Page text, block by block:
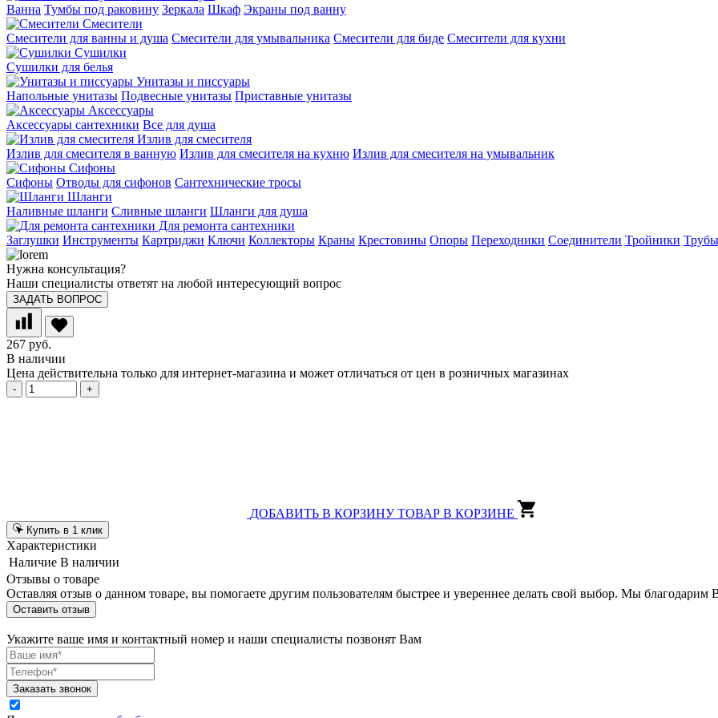
Ванна Тумбы под раковину Зеркала Шкаф Экраны под ванну
Смесители
Смесители для ванны и душа Смесители для умывальника Смесители для биде Смесители для кухни
Сушилки
Сушилки для белья
Унитазы и писсуары
Напольные унитазы Подвесные унитазы Приставные унитазы
Аксессуары
Аксессуары сантехники Все для душа
Излив для смесителя
Излив для смесителя в ванную Излив для смесителя на кухню Излив для смесителя на умывальник
Сифоны
Сифоны Отводы для сифонов Сантехнические тросы
Шланги
Наливные шланги Сливные шланги Шланги для душа
Для ремонта сантехники
Заглушки Инструменты Картриджи Ключи Коллекторы Краны Крестовины Опоры Переходники Соединители Тройники Трубы
Нужна консультация?
Наши специалисты ответят на любой интересующий вопрос
ЗАДАТЬ ВОПРОС
267 руб.
В наличии
Цена действительна только для интернет-магазина и может отличаться от цен в розничных магазинах
- +
ДОБАВИТЬ В КОРЗИНУ ТОВАР В КОРЗИНЕ
Купить в 1 клик
Характеристики
Наличие В наличии
Отзывы о товаре
Оставляя отзыв о данном товаре, вы помогаете другим пользователям быстрее и увереннее делать свой выбор. Мы благодарим
Оставить отзыв
Укажите ваше имя и контактный номер и наши специалисты позвонят Вам
Заказать звонок